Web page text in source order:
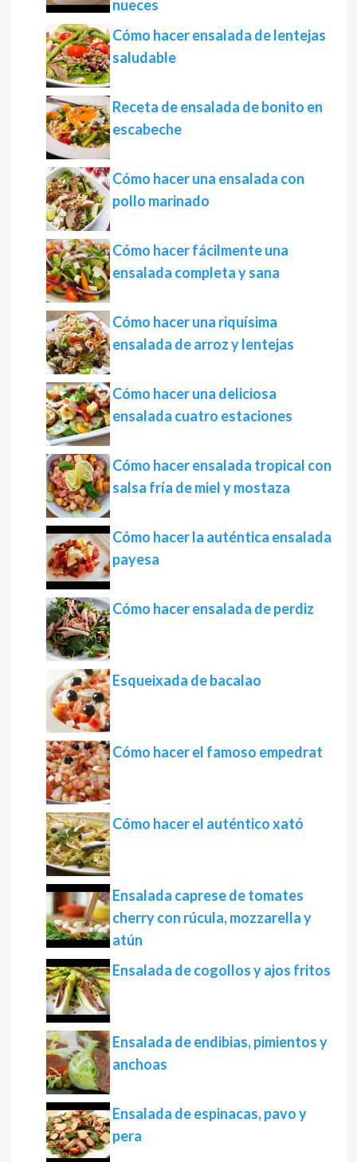
nueces
Cómo hacer ensalada de lentejas
saludable
Receta de ensalada de bonito en
escabeche
Cómo hacer una ensalada con
pollo marinado
Cómo hacer fácilmente una
ensalada completa y sana
Cómo hacer una riquísima
ensalada de arroz y lentejas
Cómo hacer una deliciosa
ensalada cuatro estaciones
Cómo hacer ensalada tropical con
salsa fría de miel y mostaza
Cómo hacer la auténtica ensalada
payesa
Cómo hacer ensalada de perdiz
Esqueixada de bacalao
Cómo hacer el famoso empedrat
Cómo hacer el auténtico xató
Ensalada caprese de tomates
cherry con rúcula, mozzarella y
atún
Ensalada de cogollos y ajos fritos
Ensalada de endibias, pimientos y
anchoas
Ensalada de espinacas, pavo y
pera